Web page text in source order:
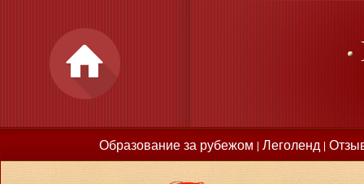
Образование за рубежом | Леголенд |